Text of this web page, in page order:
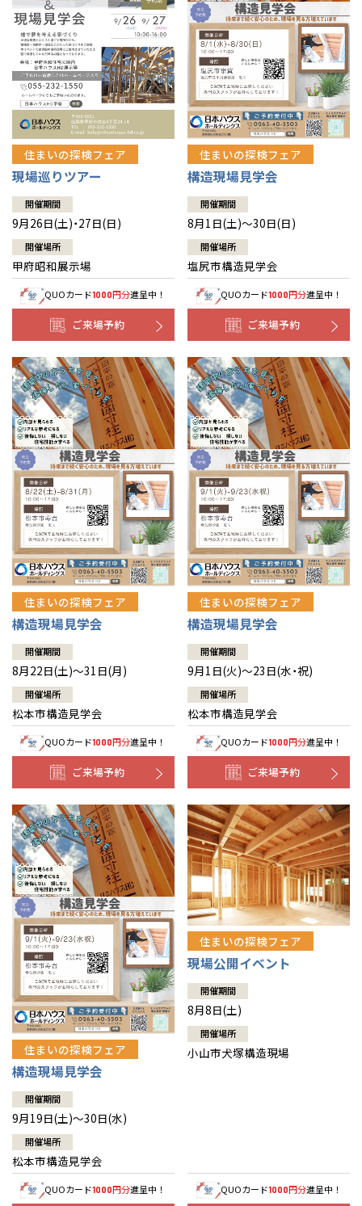
住まいの探検フェア
現場巡りツアー
開催期間
9月26日(土)・27日(日)
開催場所
甲府昭和展示場
QUOカード1000円分進呈中！
ご来場予約
住まいの探検フェア
構造現場見学会
開催期間
8月1日(土)～30日(日)
開催場所
塩尻市構造見学会
QUOカード1000円分進呈中！
ご来場予約
住まいの探検フェア
構造現場見学会
開催期間
8月22日(土)～31日(月)
開催場所
松本市構造見学会
QUOカード1000円分進呈中！
ご来場予約
住まいの探検フェア
構造現場見学会
開催期間
9月1日(火)～23日(水・祝)
開催場所
松本市構造見学会
QUOカード1000円分進呈中！
ご来場予約
住まいの探検フェア
構造現場見学会
開催期間
9月19日(土)～30日(水)
開催場所
松本市構造見学会
QUOカード1000円分進呈中！
住まいの探検フェア
現場公開イベント
開催期間
8月8日(土)
開催場所
小山市犬塚構造現場
QUOカード1000円分進呈中！